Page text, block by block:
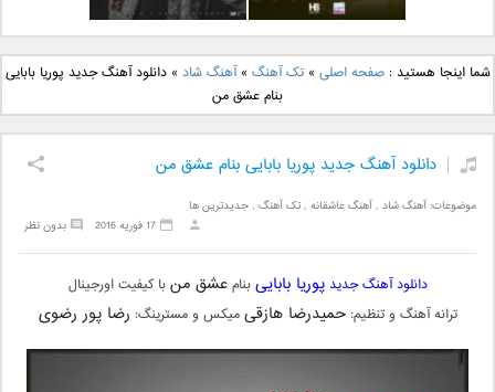
دانلود آهنگ جدید بهنام
بانی بنام قرص قمر 2
دانلود آهنگ جدید علی
یاسینی بنام دورترین نزدیک
شما اینجا هستید :صفحه اصلی »تک آهنگ »آهنگ شاد »دانلود آهنگ جدید پوریا بابایی
بنام عشق من
دانلود آهنگ جدید پوریا بابایی بنام عشق من
موضوعات:آهنگ شاد ,آهنگ عاشقانه ,تک آهنگ ,جدیدترین ها
بدون نظر
17 فوریه 2016
دانلود آهنگ جدید پوریا باباییبنامعشق منبا کیفیت اورجینال
ترانه آهنگ و تنظیم:حمیدرضا هازقیمیکس و مسترینگ: رضا پور رضوی